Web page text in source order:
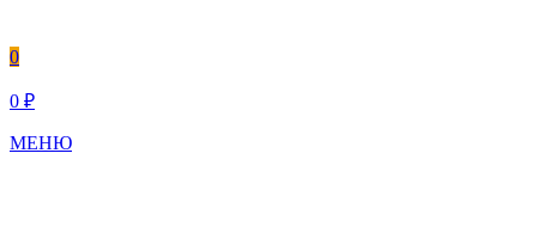
0
0 ₽
МЕНЮ